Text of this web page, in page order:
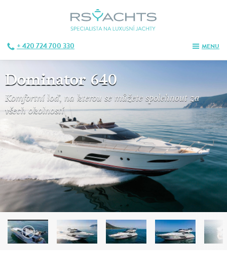
+ 420 724 700 330 MENU
Dominator 640
Komfortní loď, na kterou se můžete spolehnout za
všech okolností